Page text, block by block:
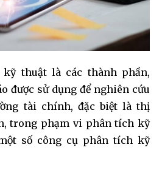
thuật là các thành phần,
được sử dụng để nghiên cứu
tài chính, đặc biệt là thị
trong phạm vi phân tích kỹ
số công cụ phân tích kỹ